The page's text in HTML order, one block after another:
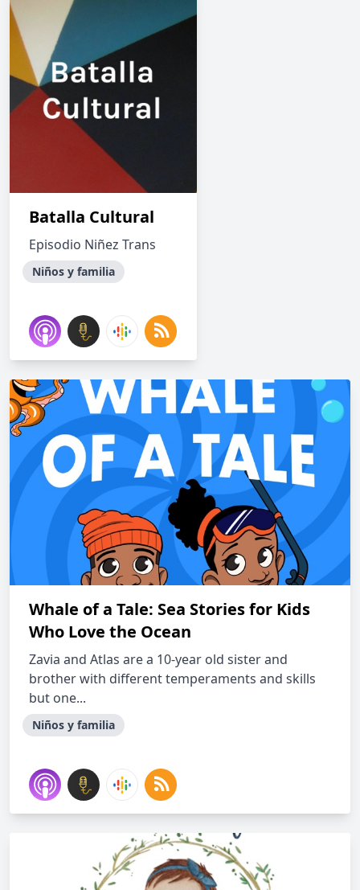
Batalla Cultural
Episodio Niñez Trans
Niños y familia
Whale of a Tale: Sea Stories for Kids
Who Love the Ocean
Zavia and Atlas are a 10-year old sister and
brother with different temperaments and skills
but one...
Niños y familia